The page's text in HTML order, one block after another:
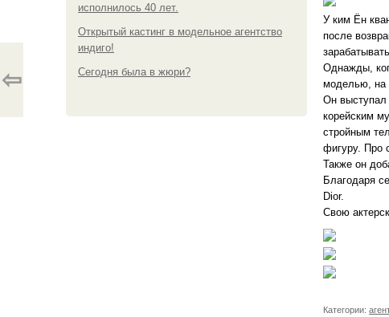
исполнилось 40 лет.
Открытый кастинг в модельное агентство
индиго!
Сегодня была в жюри?
У ким Ён
после
Однажды,
моделью, на
Он выступал
корейским
стройным
фигуру. Про
Также он
Благодаря
Dior.
Свою
Категории:
⇦